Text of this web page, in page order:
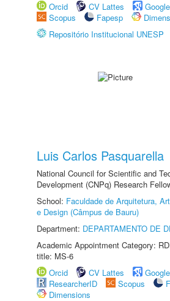
Orcid
CV Lattes
Scopus
Fapesp
Repositório Institucional UNESP
Luis Carlos Pasquarella
National Council for Scientific and
Development (CNPq) Research
School: Faculdade de Arquitetura,
e Design (Câmpus de Bauru)
Department: DEPARTAMENTO DE
Academic Appointment Category:
title: MS-6
Orcid
CV Lattes
ResearcherID
Scopus
Dimensions